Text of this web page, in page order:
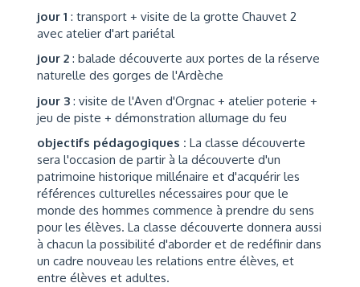
jour 1 : transport + visite de la grotte Chauvet 2
avec atelier d'art pariétal
jour 2 : balade découverte aux portes de la réserve
naturelle des gorges de l'Ardèche
jour 3 : visite de l'Aven d'Orgnac + atelier poterie +
jeu de piste + démonstration allumage du feu
objectifs pédagogiques : La classe découverte
sera l'occasion de partir à la découverte d'un
patrimoine historique millénaire et d'acquérir les
références culturelles nécessaires pour que le
monde des hommes commence à prendre du sens
pour les élèves. La classe découverte donnera aussi
à chacun la possibilité d'aborder et de redéfinir dans
un cadre nouveau les relations entre élèves, et
entre élèves et adultes.